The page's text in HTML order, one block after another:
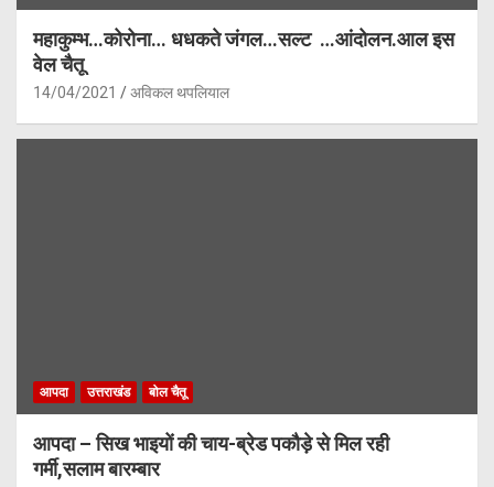
महाकुम्भ…कोरोना… धधकते जंगल…सल्ट …आंदोलन.आल इस
वेल चैतू
14/04/2021 अविकल थपलियाल
आपदा उत्तराखंड बोल चैतू
आपदा – सिख भाइयों की चाय-ब्रेड पकौड़े से मिल रही
गर्मी,सलाम बारम्बार